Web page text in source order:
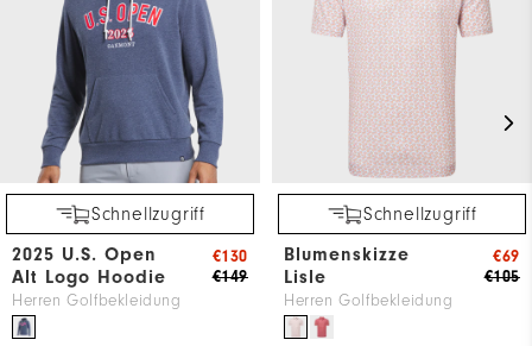
Schnellzugriff
2025 U.S. Open
Alt Logo Hoodie
Herren Golfbekleidung
€149
€130
Schnellzugriff
Blumenskizze
Lisle
Herren Golfbekleidung
€105
€69